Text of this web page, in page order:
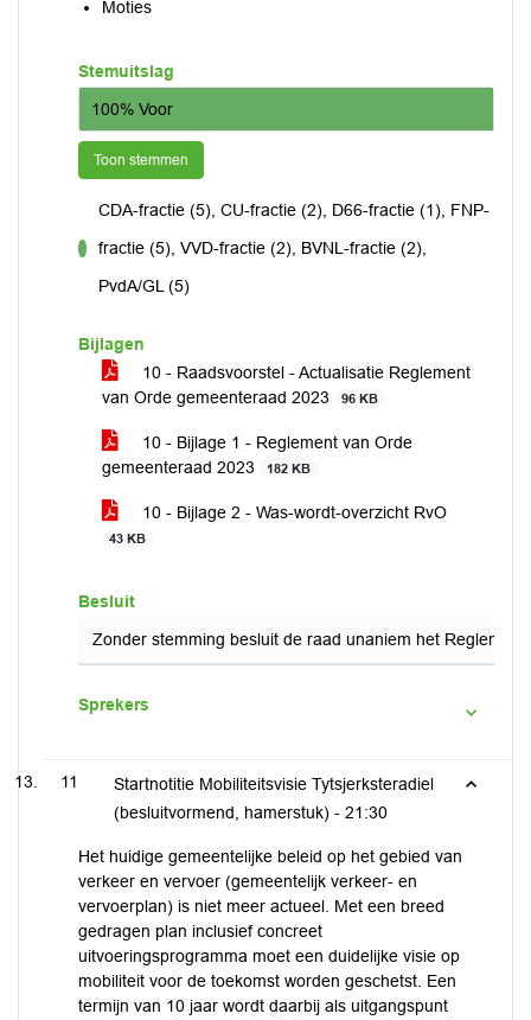
Moties
Stemuitslag
100% Voor
Toon stemmen
CDA-fractie (5), CU-fractie (2), D66-fractie (1), FNP-
fractie (5), VVD-fractie (2), BVNL-fractie (2),
PvdA/GL (5)
Bijlagen
10 - Raadsvoorstel - Actualisatie Reglement
van Orde gemeenteraad 2023
96 KB
10 - Bijlage 1 - Reglement van Orde
gemeenteraad 2023
182 KB
10 - Bijlage 2 - Was-wordt-overzicht RvO
43 KB
Besluit
Zonder stemming besluit de raad unaniem het
Sprekers
11
Startnotitie Mobiliteitsvisie Tytsjerksteradiel
(besluitvormend, hamerstuk) - 21:30
Het huidige gemeentelijke beleid op het gebied van
verkeer en vervoer (gemeentelijk verkeer- en
vervoerplan) is niet meer actueel. Met een breed
gedragen plan inclusief concreet
uitvoeringsprogramma moet een duidelijke visie op
mobiliteit voor de toekomst worden geschetst. Een
termijn van 10 jaar wordt daarbij als uitgangspunt